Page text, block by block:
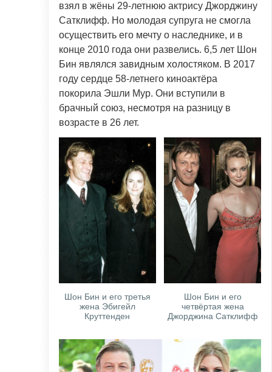
взял в жёны 29-летнюю актрису Джорджину
Сатклифф. Но молодая супруга не смогла
осуществить его мечту о наследнике, и в
конце 2010 года они развелись. 6,5 лет Шон
Бин являлся завидным холостяком. В 2017
году сердце 58-летнего киноактёра
покорила Эшли Мур. Они вступили в
брачный союз, несмотря на разницу в
возрасте в 26 лет.
Шон Бин и его третья
жена Эбигейл
Круттенден
Шон Бин и его
четвёртая жена
Джорджина Сатклифф